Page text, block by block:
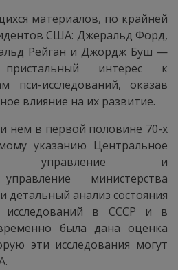
материалов, по крайней
США: Джеральд Форд,
Рейган и Джордж Буш —
интерес к
пси-исследований, оказав
влияние на их развитие.
нём в первой половине 70-х
указанию Центральное
управление и
министерства
анализ состояния
исследований в СССР и в
была дана оценка
эти исследования могут